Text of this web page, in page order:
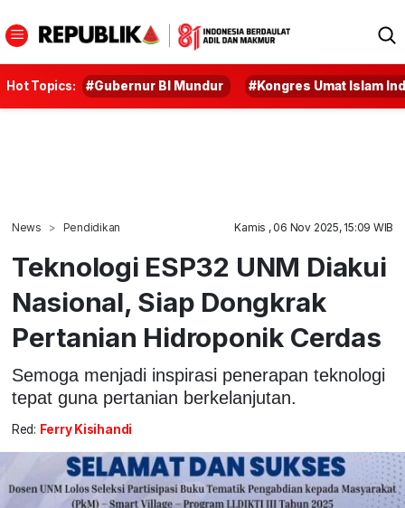
Hot Topics: #Gubernur BI Mundur #Kongres Umat Islam
News Pendidikan Kamis , 06 Nov 2025, 15:09 WIB
Teknologi ESP32 UNM Diakui
Nasional, Siap Dongkrak
Pertanian Hidroponik Cerdas
Semoga menjadi inspirasi penerapan teknologi
tepat guna pertanian berkelanjutan.
Red: Ferry Kisihandi